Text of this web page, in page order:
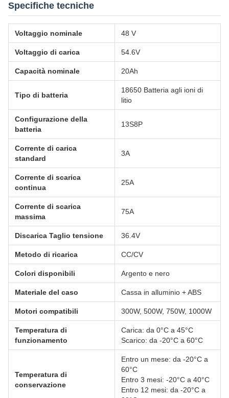
Specifiche tecniche
Voltaggio nominale 48 V
Voltaggio di carica 54.6V
Capacità nominale 20Ah
Tipo di batteria
18650 Batteria agli ioni di
litio
Configurazione della
batteria
13S8P
Corrente di carica
standard
3A
Corrente di scarica
continua
25A
Corrente di scarica
massima
75A
Discarica Taglio tensione 36.4V
Metodo di ricarica CC/CV
Colori disponibili Argento e nero
Materiale del caso Cassa in alluminio + ABS
Motori compatibili 300W, 500W, 750W, 1000W
Temperatura di
funzionamento
Carica: da 0°C a 45°C
Scarico: da -20°C a 60°C
Temperatura di
conservazione
Entro un mese: da -20°C a
60°C
Entro 3 mesi: -20°C a 40°C
Entro 12 mesi: da -20°C a